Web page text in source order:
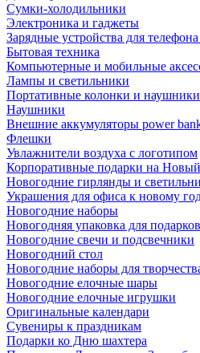
Сумки-холодильники
Электроника и гаджеты
Зарядные устройства для
Бытовая техника
Компьютерные и мобильные
Лампы и светильники
Портативные колонки и наушники
Наушники
Внешние аккумуляторы power
Флешки
Увлажнители воздуха с логотипом
Корпоративные подарки на
Новогодние гирлянды и
Украшения для офиса к новому
Новогодние наборы
Новогодняя упаковка для подарков
Новогодние свечи и подсвечники
Новогодний стол
Новогодние наборы для
Новогодние елочные шары
Новогодние елочные игрушки
Оригинальные календари
Сувениры к праздникам
Подарки ко Дню шахтера